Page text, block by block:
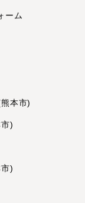
本市)
)
)
ーム